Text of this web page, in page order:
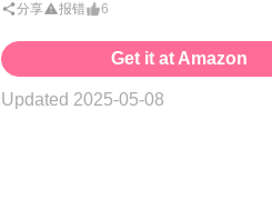
分享 报错 6
Get it at Amazon
Updated 2025-05-08